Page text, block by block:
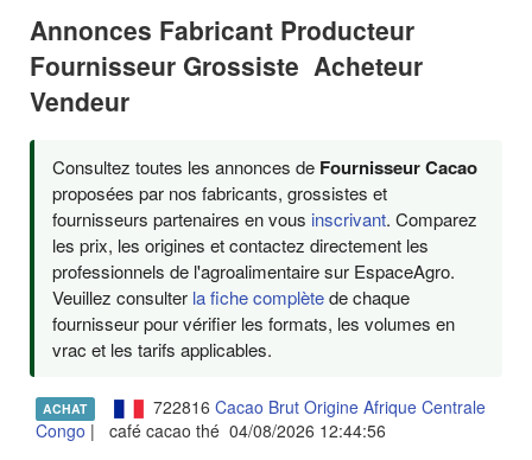
Annonces Fabricant Producteur
Fournisseur Grossiste Acheteur
Vendeur
Consultez toutes les annonces de Fournisseur Cacao
proposées par nos fabricants, grossistes et
fournisseurs partenaires en vous inscrivant. Comparez
les prix, les origines et contactez directement les
professionnels de l'agroalimentaire sur EspaceAgro.
Veuillez consulter la fiche complètede chaque
fournisseur pour vérifier les formats, les volumes en
vrac et les tarifs applicables.
ACHAT 722816 Cacao Brut Origine Afrique Centrale
Congo | café cacao thé 04/08/2026 12:44:56